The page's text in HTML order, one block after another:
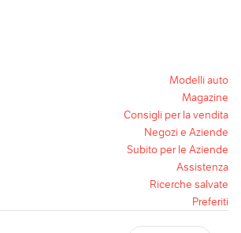
Modelli auto
Magazine
Consigli per la vendita
Negozi e Aziende
Subito per le Aziende
Assistenza
Ricerche salvate
Preferiti